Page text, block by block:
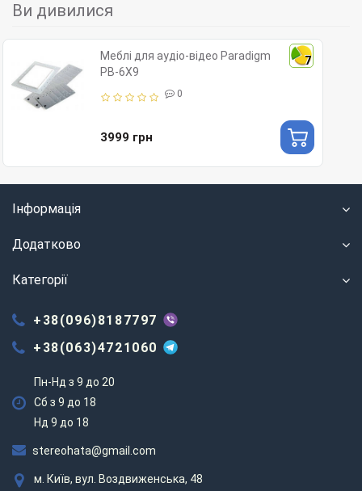
Ви дивилися
7
Меблі для аудіо-відео Paradigm
PB-6X9
0
3999 грн
Інформація
Додатково
Категорії
+38(096)8187797
+38(063)4721060
Пн-Нд з 9 до 20
Сб з 9 до 18
Нд 9 до 18
stereohata@gmail.com
м. Київ, вул. Воздвиженська, 48